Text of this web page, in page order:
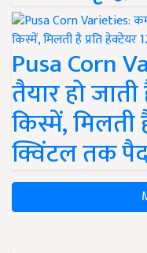
Pusa Corn
तैयार हो
किस्में, मिलती
क्विंटल तक